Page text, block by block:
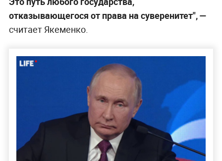
отказывающегося от права на суверенитет", —
считает Якеменко.